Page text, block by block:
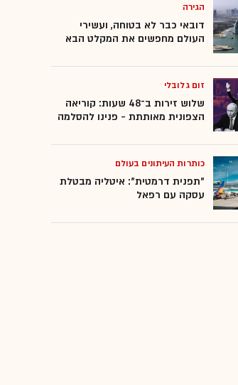
הגירה
דובאי כבר לא בטוחה, ועשירי
העולם מחפשים את המקלט הבא
זום גלובלי
שלוש זירות ב־48 שעות: קוריאה
הצפונית מאותתת - פנינו להסלמה
כותרות העיתונים בעולם
"תפנית דרמטית": איטליה מבטלת
עסקה עם רפאל